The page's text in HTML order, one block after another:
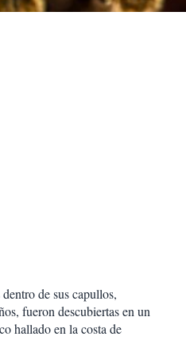
de sus capullos,
fueron descubiertas en un
hallado en la costa de